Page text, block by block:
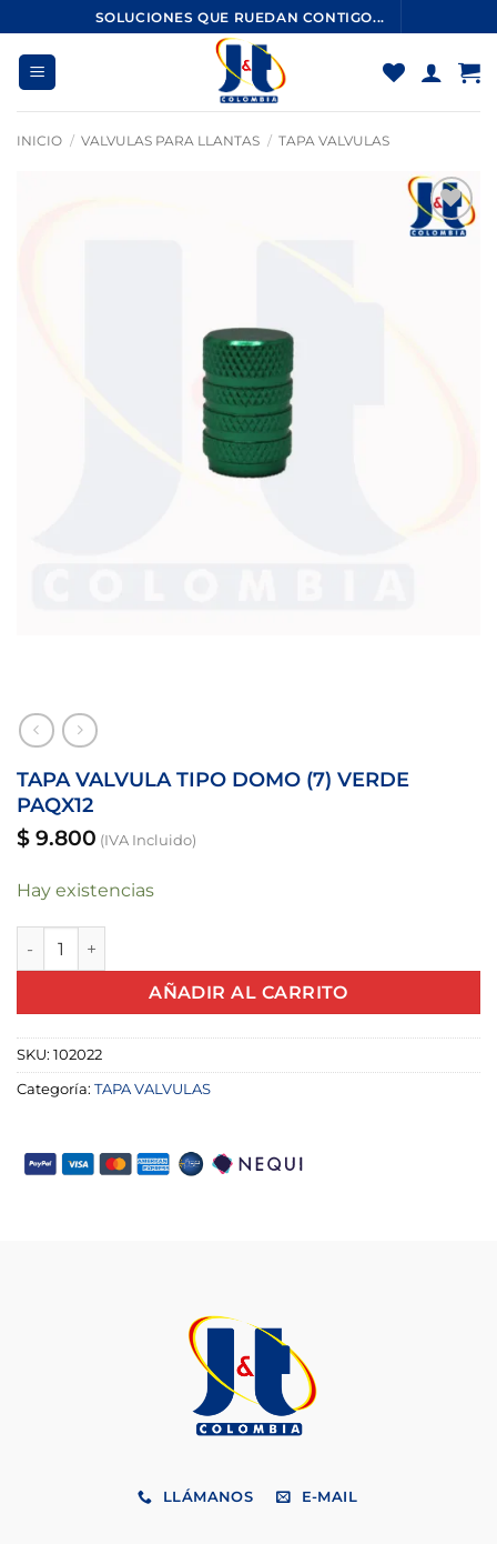
al
contenido
SOLUCIONES QUE RUEDAN CONTIGO...
INICIO / VALVULAS PARA LLANTAS / TAPA VALVULAS
Añadir
TAPA VALVULA TIPO DOMO (7) VERDE
PAQX12
$ 9.800 (IVA Incluido)
Hay existencias
TAPA VALVULA TIPO DOMO (7) VERDE PAQX12 cantidad
AÑADIR AL CARRITO
SKU: 102022
Categoría: TAPA VALVULAS
LLÁMANOS E-MAIL